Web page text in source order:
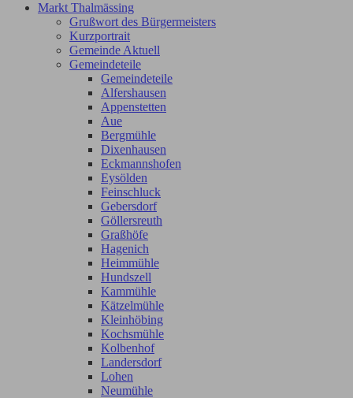
Markt Thalmässing
Grußwort des Bürgermeisters
Kurzportrait
Gemeinde Aktuell
Gemeindeteile
Gemeindeteile
Alfershausen
Appenstetten
Aue
Bergmühle
Dixenhausen
Eckmannshofen
Eysölden
Feinschluck
Gebersdorf
Göllersreuth
Graßhöfe
Hagenich
Heimmühle
Hundszell
Kammühle
Kätzelmühle
Kleinhöbing
Kochsmühle
Kolbenhof
Landersdorf
Lohen
Neumühle